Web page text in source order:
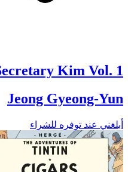
Kim Vol. 1
Jeong Gyeong-Yun
أبلغني عند توفره للشراء